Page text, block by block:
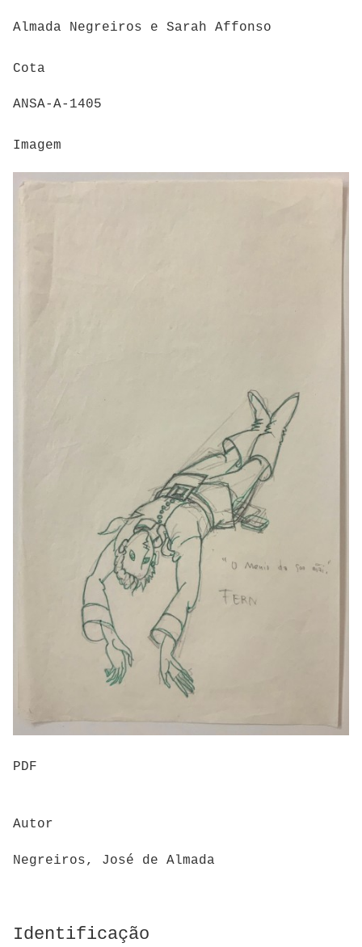
Almada Negreiros e Sarah Affonso
Cota
ANSA-A-1405
Imagem
PDF
Autor
Negreiros, José de Almada
Identificação